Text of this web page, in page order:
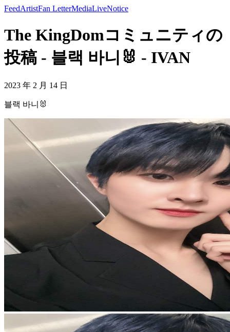
FeedArtistFan LetterMediaLiveNotice
The KingDomコミュニティの
投稿 - 블랙 바니🐰 - IVAN
2023 年 2 月 14 日
블랙 바니🐰